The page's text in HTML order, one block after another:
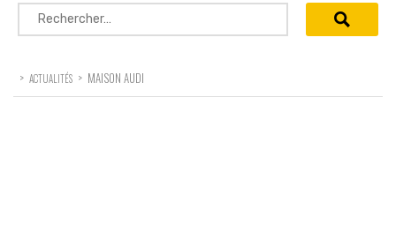
Rechercher :
> ACTUALITÉS > MAISON AUDI